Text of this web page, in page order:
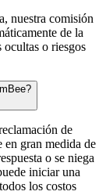
nuestra comisión
de la
o riesgos
de
en gran medida de
o se niega
iniciar una
los costos